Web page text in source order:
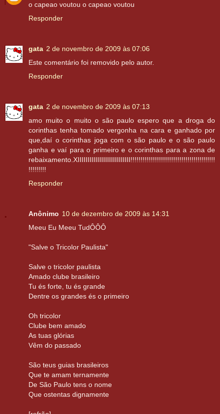
o capeao voutou o capeao voutou
Responder
gata 2 de novembro de 2009 às 07:06
Este comentário foi removido pelo autor.
Responder
gata 2 de novembro de 2009 às 07:13
amo muito o muito o são paulo espero que a droga do
corinthas tenha tomado vergonha na cara e ganhado por
que,daí o corinthas joga com o são paulo e o são paulo
ganha e vaí para o primeiro e o corinthas para a zona de
rebaixamento.XIIIIIIIIIIIIIIIIIIIIIIIIIII!!!!!!!!!!!!!!!!!!!!!!!!!!!!!!!!!!!!!!!!!!!
!!!!!!!!!
Responder
Anônimo 10 de dezembro de 2009 às 14:31
Meeu Eu Meeu TudÔÔÔ
"Salve o Tricolor Paulista"
Salve o tricolor paulista
Amado clube brasileiro
Tu és forte, tu és grande
Dentre os grandes és o primeiro
Oh tricolor
Clube bem amado
As tuas glórias
Vêm do passado
São teus guias brasileiros
Que te amam ternamente
De São Paulo tens o nome
Que ostentas dignamente